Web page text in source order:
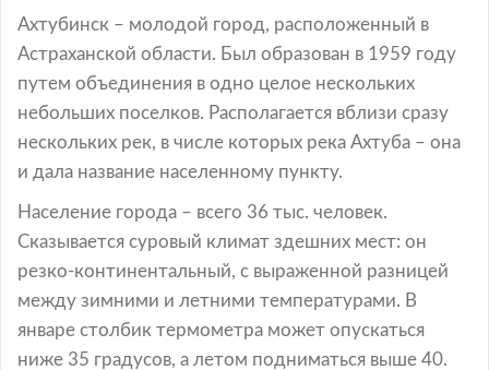
Ахтубинск – молодой город, расположенный в
Астраханской области. Был образован в 1959 году
путем объединения в одно целое нескольких
небольших поселков. Располагается вблизи сразу
нескольких рек, в числе которых река Ахтуба – она
и дала название населенному пункту.
Население города – всего 36 тыс. человек.
Сказывается суровый климат здешних мест: он
резко-континентальный, с выраженной разницей
между зимними и летними температурами. В
январе столбик термометра может опускаться
ниже 35 градусов, а летом подниматься выше 40.